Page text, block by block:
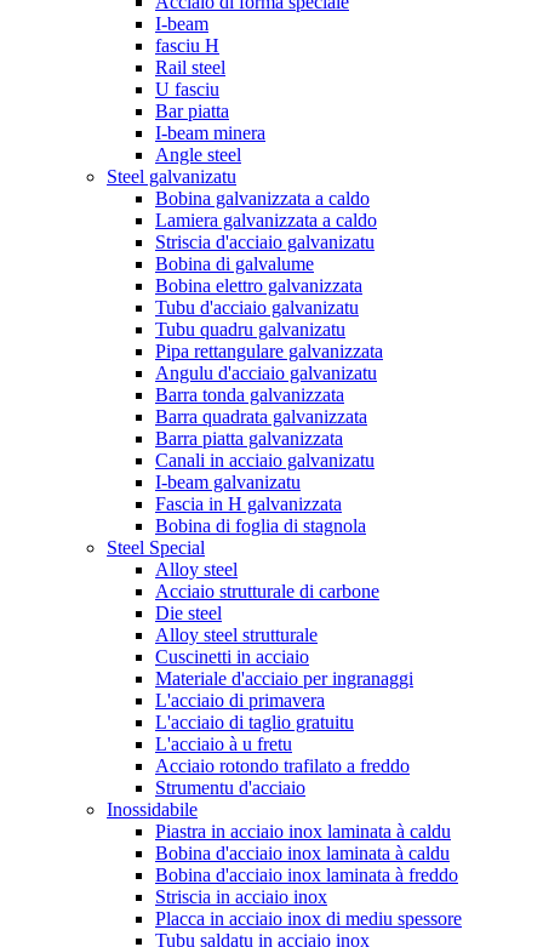
I-beam
fasciu H
Rail steel
U fasciu
Bar piatta
I-beam minera
Angle steel
Steel galvanizatu
Bobina galvanizzata a caldo
Lamiera galvanizzata a caldo
Striscia d'acciaio galvanizatu
Bobina di galvalume
Bobina elettro galvanizzata
Tubu d'acciaio galvanizatu
Tubu quadru galvanizatu
Pipa rettangulare galvanizzata
Angulu d'acciaio galvanizatu
Barra tonda galvanizzata
Barra quadrata galvanizzata
Barra piatta galvanizzata
Canali in acciaio galvanizatu
I-beam galvanizatu
Fascia in H galvanizzata
Bobina di foglia di stagnola
Steel Special
Alloy steel
Acciaio strutturale di carbone
Die steel
Alloy steel strutturale
Cuscinetti in acciaio
Materiale d'acciaio per ingranaggi
L'acciaio di primavera
L'acciaio di taglio gratuitu
L'acciaio à u fretu
Acciaio rotondo trafilato a freddo
Strumentu d'acciaio
Inossidabile
Piastra in acciaio inox laminata à caldu
Bobina d'acciaio inox laminata à caldu
Bobina d'acciaio inox laminata à freddo
Striscia in acciaio inox
Placca in acciaio inox di mediu spessore
Tubu saldatu in acciaio inox